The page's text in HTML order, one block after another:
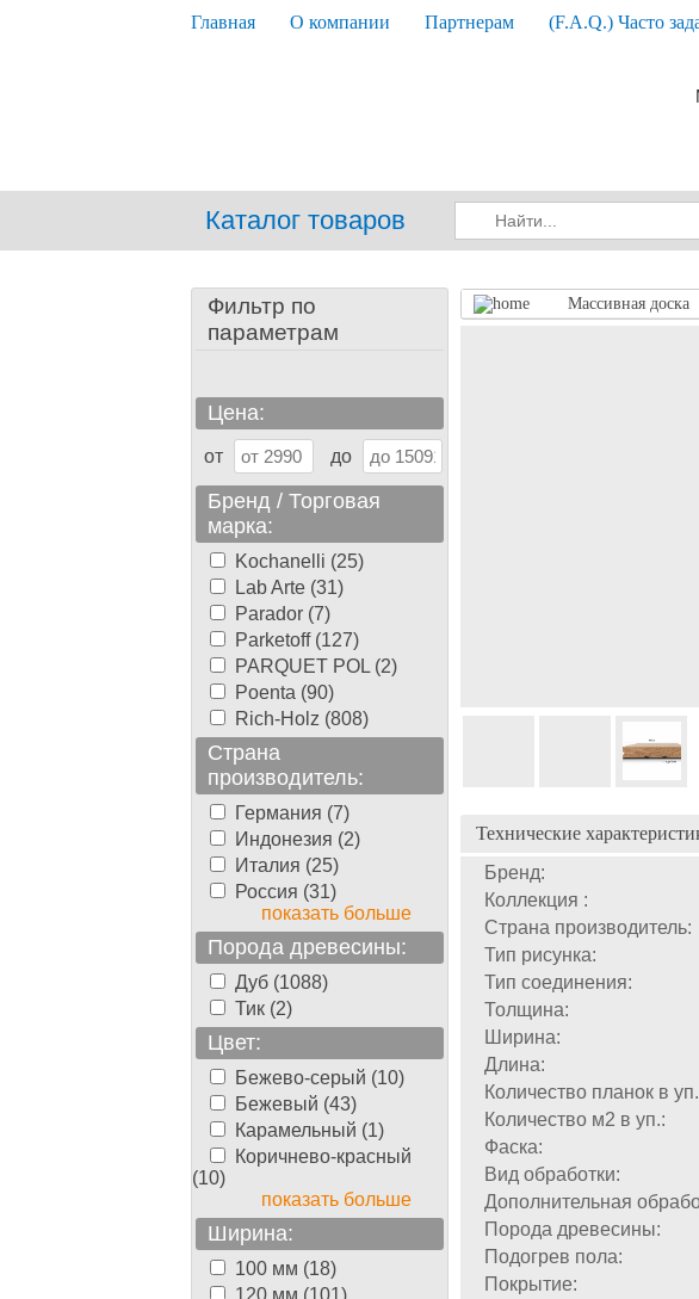
Главная О компании Партнерам (F.A.Q.) Часто
Каталог товаров
Фильтр по
параметрам
Цена:
от до
Бренд / Торговая
марка:
Kochanelli (25)
Lab Arte (31)
Parador (7)
Parketoff (127)
PARQUET POL (2)
Poenta (90)
Rich-Holz (808)
Страна
производитель:
Германия (7)
Индонезия (2)
Италия (25)
Россия (31)
показать больше
Порода древесины:
Дуб (1088)
Тик (2)
Цвет:
Бежево-серый (10)
Бежевый (43)
Карамельный (1)
Коричнево-красный
(10)
показать больше
Ширина:
100 мм (18)
120 мм (101)
Массивная доска
Технические
Бренд:
Коллекция :
Страна производитель:
Тип рисунка:
Тип соединения:
Толщина:
Ширина:
Длина:
Количество планок в
Количество м2 в уп.:
Фаска:
Вид обработки:
Дополнительная
Порода древесины:
Подогрев пола:
Покрытие: